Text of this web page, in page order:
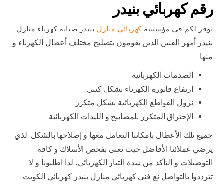
رقم كهربائي بنيدر
نوفر لكم في مؤسسة كهربائي منازل بنيدر صيانة كهرباء منازل
بنيدر أمهر الفنين الذين يقومون بتصليح مختلف أعطال الكهرباء و
منها :
الصدمات الكهربائية.
ارتفاع فاتورة الكهرباء بشكل كبير.
نزول القواطع الكهربائية بشكل متكرر.
الإحتراق المتكرر للمصابيح و الليدات الكهربائية.
جميع تلك الأعطال بإمكاننا التعامل معها و إصلاحها بالشكل الذي
يرضي عملائنا الأفاضل حيث نعنى بفحص الأسلاك و كافة
التوصيلات و التأكد من شدة التيار الكهربائي، لذا اطلبونا و لا
تترددوا بالتواصل نع فني كهربائي منازل بنيدر كهربائي الكويت.